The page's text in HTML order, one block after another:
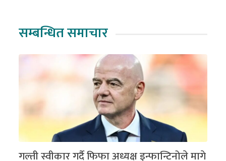
सम्बन्धित समाचार
गल्ती स्वीकार गर्दै फिफा अध्यक्ष इन्फान्टिनोले मागे